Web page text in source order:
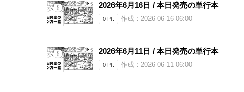
2026年6月16日 / 本日発売の単行本
0 Pt. 作成：2026-06-16 06:00
2026年6月11日 / 本日発売の単行本
0 Pt. 作成：2026-06-11 06:00